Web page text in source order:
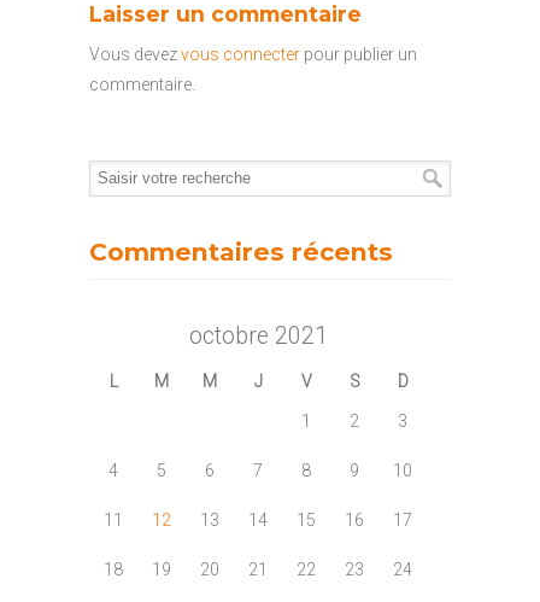
Laisser un commentaire
Vous devezvous connecter pour publier un
commentaire.
Commentaires récents
octobre 2021
L M M J V S D
1 2 3
4 5 6 7 8 9 10
11 12 13 14 15 16 17
18 19 20 21 22 23 24